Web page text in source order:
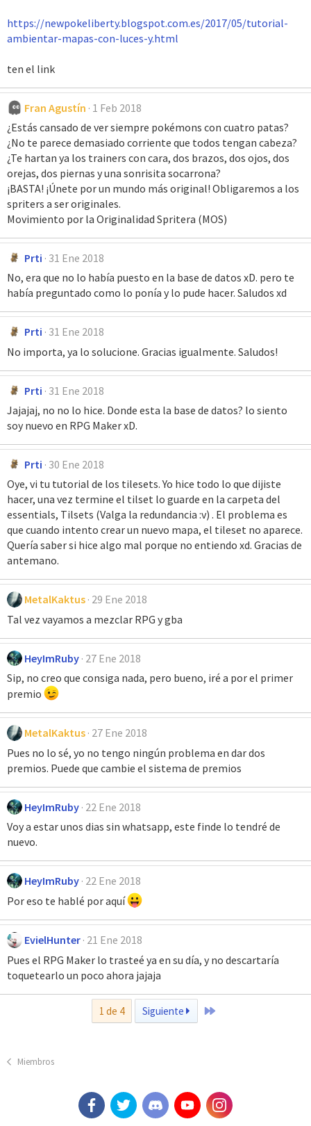
https://newpokeliberty.blogspot.com.es/2017/05/tutorial-
ambientar-mapas-con-luces-y.html
ten el link
Fran Agustín 1 Feb 2018
¿Estás cansado de ver siempre pokémons con cuatro patas?
¿No te parece demasiado corriente que todos tengan cabeza?
¿Te hartan ya los trainers con cara, dos brazos, dos ojos, dos
orejas, dos piernas y una sonrisita socarrona?
¡BASTA! ¡Únete por un mundo más original! Obligaremos a los
spriters a ser originales.
Movimiento por la Originalidad Spritera (MOS)
Prti 31 Ene 2018
No, era que no lo había puesto en la base de datos xD. pero te
había preguntado como lo ponía y lo pude hacer. Saludos xd
Prti 31 Ene 2018
No importa, ya lo solucione. Gracias igualmente. Saludos!
Prti 31 Ene 2018
Jajajaj, no no lo hice. Donde esta la base de datos? lo siento
soy nuevo en RPG Maker xD.
Prti 30 Ene 2018
Oye, vi tu tutorial de los tilesets. Yo hice todo lo que dijiste
hacer, una vez termine el tilset lo guarde en la carpeta del
essentials, Tilsets (Valga la redundancia :v) . El problema es
que cuando intento crear un nuevo mapa, el tileset no aparece.
Quería saber si hice algo mal porque no entiendo xd. Gracias de
antemano.
MetalKaktus 29 Ene 2018
Tal vez vayamos a mezclar RPG y gba
HeyImRuby 27 Ene 2018
Sip, no creo que consiga nada, pero bueno, iré a por el primer
premio
MetalKaktus 27 Ene 2018
Pues no lo sé, yo no tengo ningún problema en dar dos
premios. Puede que cambie el sistema de premios
HeyImRuby 22 Ene 2018
Voy a estar unos dias sin whatsapp, este finde lo tendré de
nuevo.
HeyImRuby 22 Ene 2018
Por eso te hablé por aquí
EvielHunter 21 Ene 2018
Pues el RPG Maker lo trasteé ya en su día, y no descartaría
toquetearlo un poco ahora jajaja
1 de 4 Siguiente Último
Miembros